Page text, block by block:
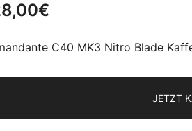
€
C40 MK3 Nitro Blade
JETZT